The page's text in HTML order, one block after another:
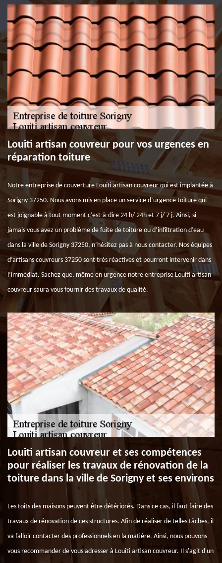
Louiti artisan couvreur pour vos urgences en
réparation toiture
Notre entreprise de couverture Louiti artisan couvreur qui est implantée à
Sorigny 37250. Nous avons mis en place un service d’urgence toiture qui
est joignable à tout moment c’est-à-dire 24 h/ 24h et 7 j/ 7 j. Ainsi, si
jamais vous avez un problème de fuite de toiture ou d’infiltration d’eau
dans la ville de Sorigny 37250, n’hésitez pas à nous contacter. Nos équipes
d’artisans couvreurs 37250 sont très réactives et pourront intervenir dans
l’immédiat. Sachez que, même en urgence notre entreprise Louiti artisan
couvreur saura vous fournir des travaux de qualité.
Louiti artisan couvreur et ses compétences
pour réaliser les travaux de rénovation de la
toiture dans la ville de Sorigny et ses environs
Les toits des maisons peuvent être détériorés. Dans ce cas, il faut faire des
travaux de rénovation de ces structures. Afin de réaliser de telles tâches, il
va falloir contacter des professionnels en la matière. Ainsi, nous pouvons
vous recommander de vous adresser à Louiti artisan couvreur. Il s'agit d'un